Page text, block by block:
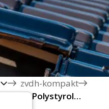
zvdh-kompakt
36/2016 Entsorgung HBCD-haltiger Polystyroldämmstoffe